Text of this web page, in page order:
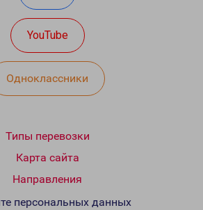
YouTube
Одноклассники
Типы перевозки
Карта сайта
Направления
персональных данных